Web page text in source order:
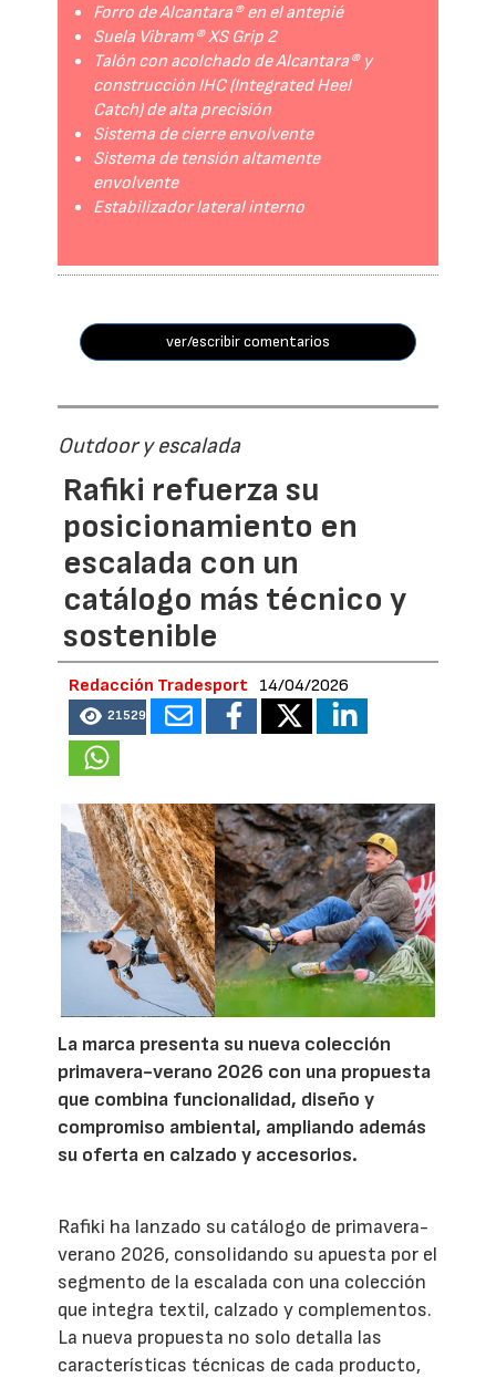
Forro de Alcantara® en el antepié
Suela Vibram® XS Grip 2
Talón con acolchado de Alcantara® y
construcción IHC (Integrated Heel
Catch) de alta precisión
Sistema de cierre envolvente
Sistema de tensión altamente
envolvente
Estabilizador lateral interno
ver/escribir comentarios
Outdoor y escalada
Rafiki refuerza su
posicionamiento en
escalada con un
catálogo más técnico y
sostenible
Redacción Tradesport 14/04/2026
21529
La marca presenta su nueva colección
primavera-verano 2026 con una propuesta
que combina funcionalidad, diseño y
compromiso ambiental, ampliando además
su oferta en calzado y accesorios.
Rafiki ha lanzado su catálogo de primavera-
verano 2026, consolidando su apuesta por el
segmento de la escalada con una colección
que integra textil, calzado y complementos.
La nueva propuesta no solo detalla las
características técnicas de cada producto,